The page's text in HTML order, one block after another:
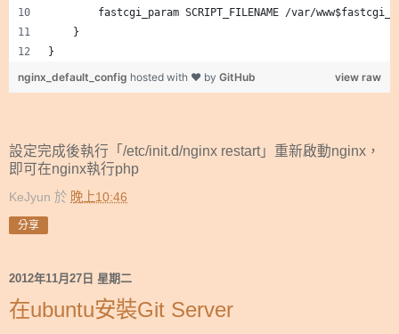
fastcgi_param SCRIPT_FILENAME /var/
    }
}
view raw
nginx_default_config hosted with ❤ by GitHub
設定完成後執行「/etc/init.d/nginx restart」重新啟動nginx，
即可在nginx執行php
KeJyun 於 晚上10:46
分享
2012年11月27日 星期二
在ubuntu安裝Git Server